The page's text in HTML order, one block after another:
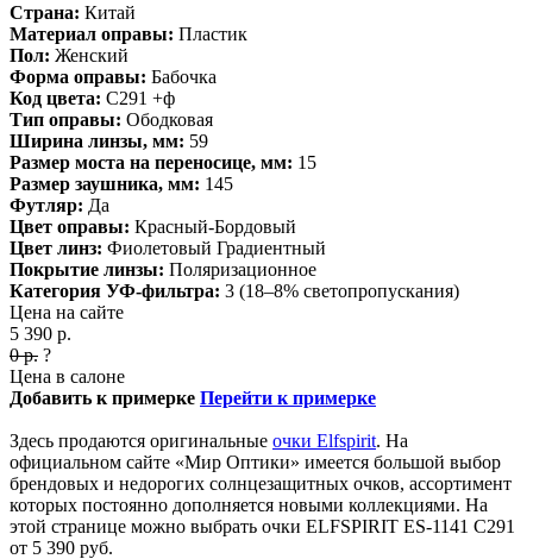
Страна: Китай
Материал оправы: Пластик
Пол: Женский
Форма оправы: Бабочка
Код цвета: C291 +ф
Тип оправы: Ободковая
Ширина линзы, мм: 59
Размер моста на переносице, мм: 15
Размер заушника, мм: 145
Футляр: Да
Цвет оправы: Красный-Бордовый
Цвет линз: Фиолетовый Градиентный
Покрытие линзы: Поляризационное
Категория УФ-фильтра: 3 (18–8% светопропускания)
Цена на сайте
5 390 р.
0р. ?
Цена в салоне
Добавить к примерке Перейти к примерке
Здесь продаются оригинальные очки Elfspirit. На
официальном сайте «Мир Оптики» имеется большой выбор
брендовых и недорогих солнцезащитных очков, ассортимент
которых постоянно дополняется новыми коллекциями. На
этой странице можно выбрать очки ELFSPIRIT ES-1141 C291
от 5 390 руб.